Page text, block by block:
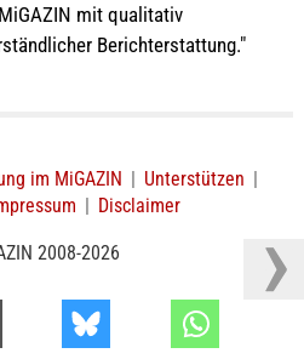
mit qualitativ
Berichterstattung."
im MiGAZIN | Unterstützen |
| Disclaimer
2008-2026